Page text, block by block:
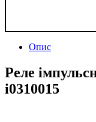
Опис
Реле
i0310015